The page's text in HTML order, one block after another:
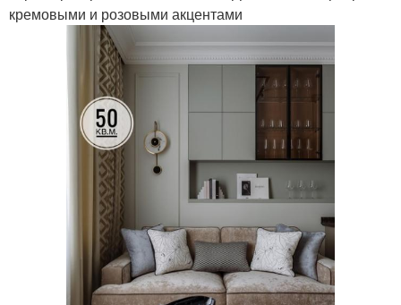
кремовыми и розовыми акцентами